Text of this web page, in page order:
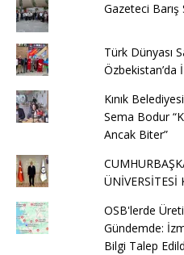
Gazeteci Barış
Türk Dünyası
Özbekistan’da
Kınık
Sema Bodur
Ancak Biter”
ÜNİVERSİTESİ
OSB'lerde
Gündemde:
Bilgi Talep